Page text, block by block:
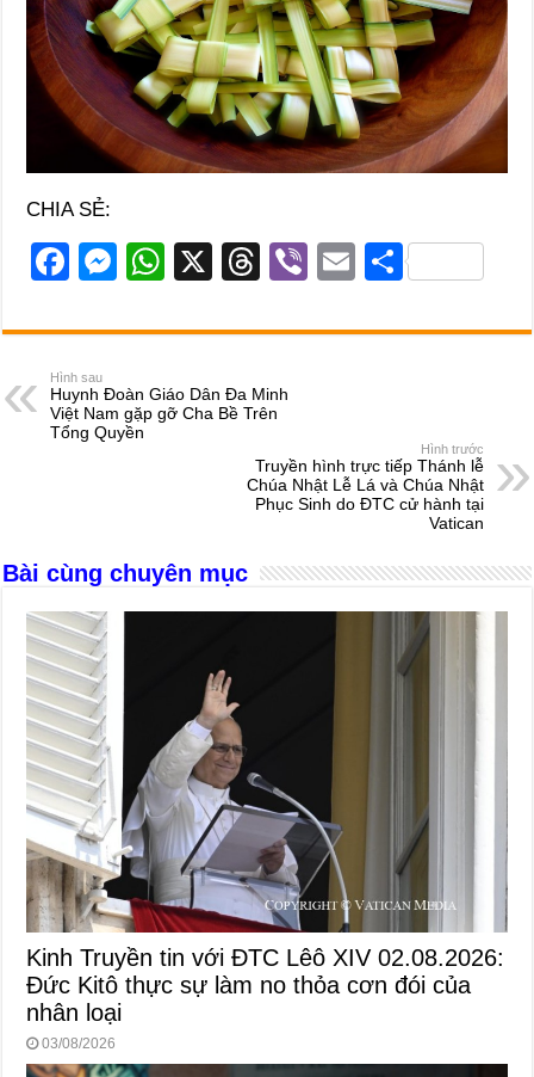
CHIA SẺ:
F
c
e
b
o
M
ss
n
g
W
at
A
X
T
e
d
s
Vi
er
E
ail
S
ar
Hình sau
Huynh Đoàn Giáo Dân Đa Minh
Việt Nam gặp gỡ Cha Bề Trên
Tổng Quyền
Hình trước
Truyền hình trực tiếp Thánh lễ
Chúa Nhật Lễ Lá và Chúa Nhật
Phục Sinh do ĐTC cử hành tại
Vatican
Bài cùng chuyên mục
Kinh Truyền tin với ĐTC Lêô XIV 02.08.2026:
Đức Kitô thực sự làm no thỏa cơn đói của
nhân loại
03/08/2026